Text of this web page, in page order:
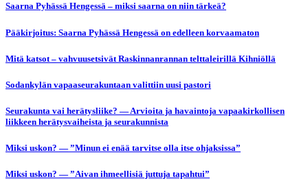
Saarna Pyhässä Hengessä – miksi saarna on niin tärkeä?
Pääkirjoitus: Saarna Pyhässä Hengessä on edelleen korvaamaton
Mitä katsot – vahvuusetsivät Raskinnanrannan telttaleirillä Kihniöllä
Sodankylän vapaaseurakuntaan valittiin uusi pastori
Seurakunta vai herätysliike? — Arvioita ja havaintoja vapaakirkollisen
liikkeen herätysvaiheista ja seurakunnista
Miksi uskon? — ”Minun ei enää tarvitse olla itse ohjaksissa”
Miksi uskon? — ”Aivan ihmeellisiä juttuja tapahtui”